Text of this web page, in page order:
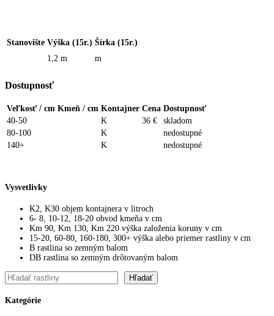
Stanovište Výška (15r.) Šírka (15r.)
1,2 m
m
Dostupnosť
Veľkosť / cm Kmeň / cm Kontajner Cena Dostupnosť
40-50
K 36 €
skladom
80-100
K
nedostupné
140+
K nedostupné
Vysvetlivky
K2, K30 objem kontajnera v litroch
6- 8, 10-12, 18-20 obvod kmeňa v cm
Km 90, Km 130, Km 220 výška založenia koruny v cm
15-20, 60-80, 160-180, 300+ výška alebo priemer rastliny v cm
B rastlina so zemným balom
DB rastlina so zemným drôtovaným balom
Hľadať
Hľadať
Kategórie